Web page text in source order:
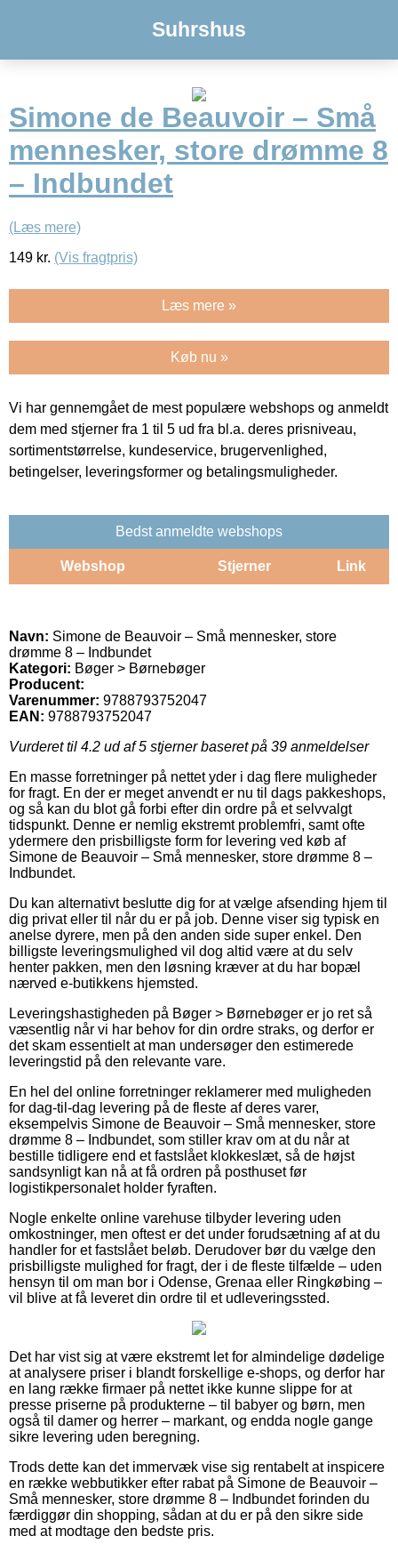
Suhrshus
Simone de Beauvoir – Små
mennesker, store drømme 8
– Indbundet
(Læs mere)
149 kr. (Vis fragtpris)
Læs mere »
Køb nu »
Vi har gennemgået de mest populære webshops og anmeldt
dem med stjerner fra 1 til 5 ud fra bl.a. deres prisniveau,
sortimentstørrelse, kundeservice, brugervenlighed,
betingelser, leveringsformer og betalingsmuligheder.
Bedst anmeldte webshops
Webshop Stjerner Link
Navn: Simone de Beauvoir – Små mennesker, store
drømme 8 – Indbundet
Kategori: Bøger > Børnebøger
Producent:
Varenummer: 9788793752047
EAN: 9788793752047
Vurderet til 4.2 ud af 5 stjerner baseret på 39 anmeldelser
En masse forretninger på nettet yder i dag flere muligheder
for fragt. En der er meget anvendt er nu til dags pakkeshops,
og så kan du blot gå forbi efter din ordre på et selvvalgt
tidspunkt. Denne er nemlig ekstremt problemfri, samt ofte
ydermere den prisbilligste form for levering ved køb af
Simone de Beauvoir – Små mennesker, store drømme 8 –
Indbundet.
Du kan alternativt beslutte dig for at vælge afsending hjem til
dig privat eller til når du er på job. Denne viser sig typisk en
anelse dyrere, men på den anden side super enkel. Den
billigste leveringsmulighed vil dog altid være at du selv
henter pakken, men den løsning kræver at du har bopæl
nærved e-butikkens hjemsted.
Leveringshastigheden på Bøger > Børnebøger er jo ret så
væsentlig når vi har behov for din ordre straks, og derfor er
det skam essentielt at man undersøger den estimerede
leveringstid på den relevante vare.
En hel del online forretninger reklamerer med muligheden
for dag-til-dag levering på de fleste af deres varer,
eksempelvis Simone de Beauvoir – Små mennesker, store
drømme 8 – Indbundet, som stiller krav om at du når at
bestille tidligere end et fastslået klokkeslæt, så de højst
sandsynligt kan nå at få ordren på posthuset før
logistikpersonalet holder fyraften.
Nogle enkelte online varehuse tilbyder levering uden
omkostninger, men oftest er det under forudsætning af at du
handler for et fastslået beløb. Derudover bør du vælge den
prisbilligste mulighed for fragt, der i de fleste tilfælde – uden
hensyn til om man bor i Odense, Grenaa eller Ringkøbing –
vil blive at få leveret din ordre til et udleveringssted.
Det har vist sig at være ekstremt let for almindelige dødelige
at analysere priser i blandt forskellige e-shops, og derfor har
en lang række firmaer på nettet ikke kunne slippe for at
presse priserne på produkterne – til babyer og børn, men
også til damer og herrer – markant, og endda nogle gange
sikre levering uden beregning.
Trods dette kan det immervæk vise sig rentabelt at inspicere
en række webbutikker efter rabat på Simone de Beauvoir –
Små mennesker, store drømme 8 – Indbundet forinden du
færdiggør din shopping, sådan at du er på den sikre side
med at modtage den bedste pris.